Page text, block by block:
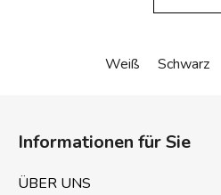
Weiß Schwarz
Informationen für Sie
ÜBER UNS